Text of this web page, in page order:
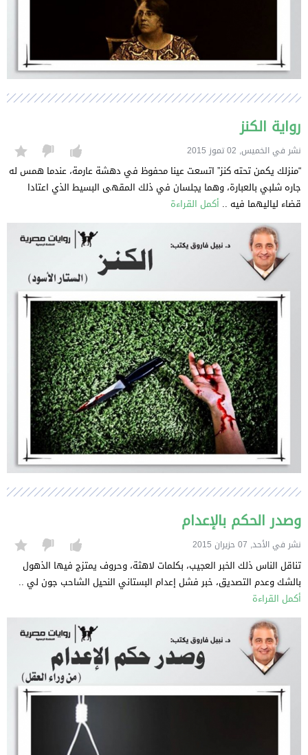
رواية الكنز
نشر في الخميس, 02 تموز 2015
“منزلك يكمن تحته كنز” اتسعت عينا محفوظ في دهشة عارمة، عندما همس له
جاره شلبي بالعبارة، وهما يجلسان في ذلك المقهى البسيط الذي اعتادا
قضاء لياليهما فيه .. أكمل القراءة
وصدر الحكم بالإعدام
نشر في الأحد, 07 حزيران 2015
تناقل الناس ذلك الخبر العجيب، بكلمات لاهثة، وحروف يمتزج فيها الذهول
بالشك وعدم التصديق، خبر فشل إعدام البستاني النحيل الشاحب جون لي ..
أكمل القراءة